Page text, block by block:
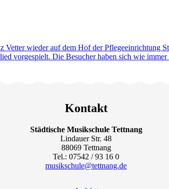
wieder auf dem Hof der Pflegeeinrichtung
vorgespielt. Die Besucher haben sich wie
Kontakt
Städtische Musikschule Tettnang
Lindauer Str. 48
88069 Tettnang
Tel.: 07542 / 93 16 0
musikschule@tettnang.de